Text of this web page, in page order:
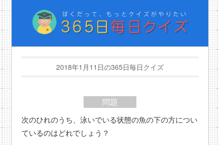
2018年1月11日の365日毎日クイズ
問題
次のひれのうち、泳いでいる状態の魚の下の方につい
ているのはどれでしょう？